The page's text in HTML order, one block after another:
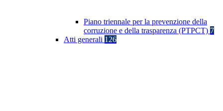
Piano triennale per la prevenzione della
corruzione e della trasparenza (PTPCT) 7
Atti generali 126